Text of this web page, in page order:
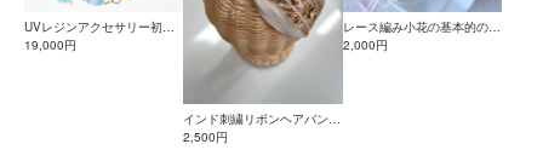
UVレジンアクセサリー初級
コース
19,000円
インド刺繍リボンヘアバンド
の作り方
2,500円
レース編み小花の基本的の編
み方
2,000円